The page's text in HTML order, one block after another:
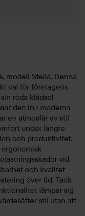
modell Stella. Denna
val för företagens
röda klädsel
den in i moderna
en atmosfär av stil
under längre
och produktivitet.
vid
och kvalitet
över tid. Tack
lämpar sig
stil utan att